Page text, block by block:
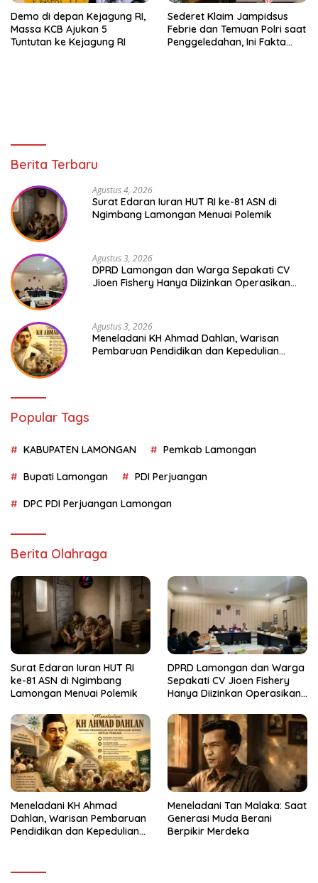
Demo di depan Kejagung RI,
Massa KCB Ajukan 5
Tuntutan ke Kejagung RI
Sederet Klaim Jampidsus
Febrie dan Temuan Polri saat
Penggeledahan, Ini Fakta
Berita Terbaru
Agustus 4, 2026
Surat Edaran Iuran HUT RI ke-81 ASN di
Ngimbang Lamongan Menuai Polemik
Agustus 3, 2026
DPRD Lamongan dan Warga Sepakati CV
Jioen Fishery Hanya Diizinkan Operasikan
Agustus 3, 2026
Meneladani KH Ahmad Dahlan, Warisan
Pembaruan Pendidikan dan Kepedulian
Popular Tags
KABUPATEN LAMONGAN Pemkab Lamongan
Bupati Lamongan PDI Perjuangan
DPC PDI Perjuangan Lamongan
Berita Olahraga
Surat Edaran Iuran HUT RI
ke-81 ASN di Ngimbang
Lamongan Menuai Polemik
DPRD Lamongan dan Warga
Sepakati CV Jioen Fishery
Hanya Diizinkan Operasikan
Meneladani KH Ahmad
Dahlan, Warisan Pembaruan
Pendidikan dan Kepedulian
Meneladani Tan Malaka: Saat
Generasi Muda Berani
Berpikir Merdeka